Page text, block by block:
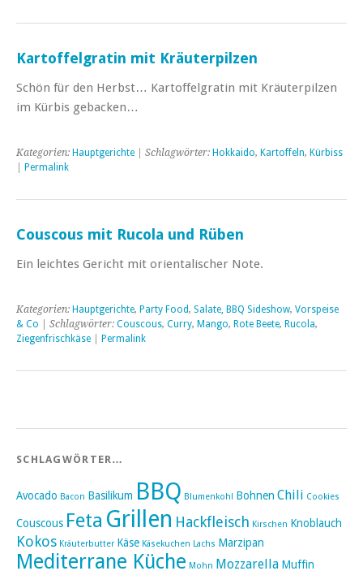
Kartoffelgratin mit Kräuterpilzen
Schön für den Herbst… Kartoffelgratin mit Kräuterpilzen
im Kürbis gebacken…
Kategorien: Hauptgerichte | Schlagwörter: Hokkaido, Kartoffeln, Kürbiss
Permalink
Couscous mit Rucola und Rüben
Ein leichtes Gericht mit orientalischer Note.
Kategorien: Hauptgerichte, Party Food, Salate, BBQ Sideshow, Vorspeise
& Co | Schlagwörter: Couscous, Curry, Mango, Rote Beete, Rucola,
Ziegenfrischkäse
Permalink
SCHLAGWÖRTER…
Avocado Bacon Basilikum BBQ Blumenkohl Bohnen Chili Cookies
Couscous Feta Grillen Hackfleisch Kirschen Knoblauch
Kokos Kräuterbutter Käse Käsekuchen Lachs Marzipan
Mediterrane Küche Mohn Mozzarella Muffin